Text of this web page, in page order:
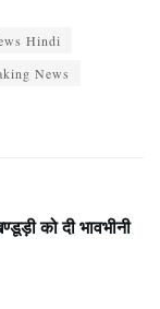
Hindi
News
को दी भावभीनी